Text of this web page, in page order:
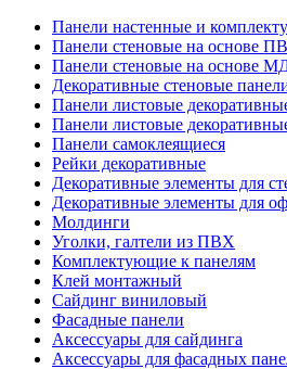
Панели настенные и
Панели стеновые на основе
Панели стеновые на основе
Декоративные стеновые
Панели листовые
Панели листовые
Панели самоклеящиеся
Рейки декоративные
Декоративные элементы для
Декоративные элементы для
Молдинги
Уголки, галтели из ПВХ
Комплектующие к панелям
Клей монтажный
Сайдинг виниловый
Фасадные панели
Аксессуары для сайдинга
Аксессуары для фасадных